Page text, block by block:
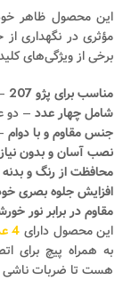
این محصول ظاهر
مؤثری در نگهداری
برخی از ویژگی‌های کلیدی گل
مناسب برای پژو 207
شامل چهار عدد – دو
جنس مقاوم و با دوام
نصب آسان و بدون نیاز
محافظت از رنگ و
افزایش جلوه بصری
مقاوم در برابر نور
این محصول دارای
به همراه پیچ
هست تا ضربات ناشی